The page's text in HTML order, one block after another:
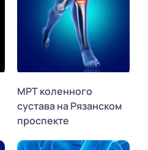
МРТ коленного
сустава на Рязанском
проспекте